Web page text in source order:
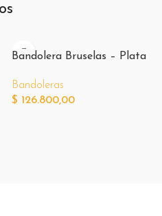
Bandolera Bruselas – Plata
Bandoleras
$ 126.800,00